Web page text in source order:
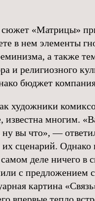
«Матрицы»
в нем элементы
а также
и религиозного
бюджет
художники
известна многим.
ну вы что», —
их сценарий.
деле ничего в
с предложением
картина